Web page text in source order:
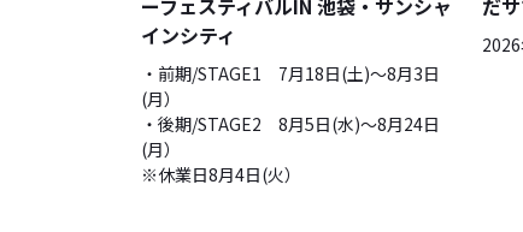
ーフェスティバルIN 池袋・サンシャ
インシティ
・前期/STAGE1 7月18日(土)～8月3日
(月）
・後期/STAGE2 8月5日(水)～8月24日
(月）
※休業日8月4日(火）
だ